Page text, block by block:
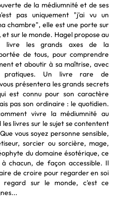
de la médiumnité et de ses
pas uniquement "j'ai vu un
chambre", elle est une porte sur
sur le monde. Hagel propose au
livre les grands axes de la
de tous, pour comprendre
et aboutir à sa maîtrise, avec
pratiques. Un livre rare de
présentera les grands secrets
est connu pour son caractère
pas son ordinaire : le quotidien.
vivre la médiumnité au
les livres sur le sujet se contentent
vous soyez personne sensible,
sorcier ou sorcière, mage,
du domaine ésotérique, ce
chacun, de façon accessible. Il
de croire pour regarder en soi
sur le monde, c'est ce